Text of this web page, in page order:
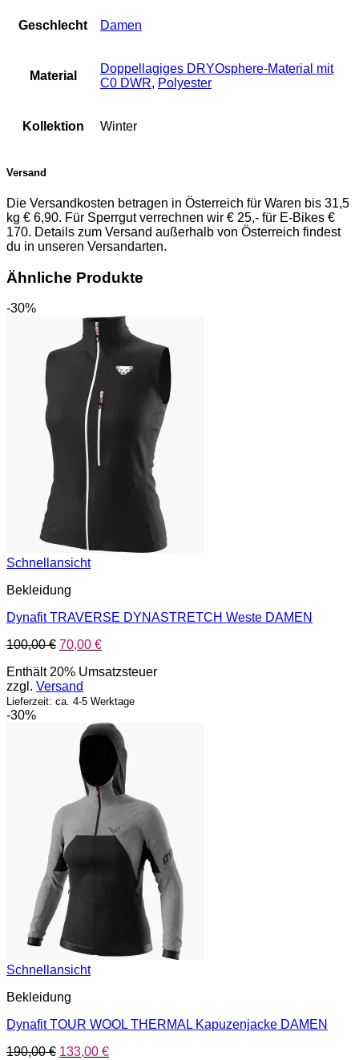
Geschlecht Damen
Material
Doppellagiges DRYOsphere-Material mit
C0 DWR, Polyester
Kollektion Winter
Versand
Die Versandkosten betragen in Österreich für Waren bis 31,5
kg € 6,90. Für Sperrgut verrechnen wir € 25,- für E-Bikes €
170. Details zum Versand außerhalb von Österreich findest
du in unseren Versandarten.
Ähnliche Produkte
-30%
Schnellansicht
Bekleidung
Dynafit TRAVERSE DYNASTRETCH Weste DAMEN
100,00€ Ursprünglicher
war:
100,00 €
70,00 €Aktueller
ist:
Enthält 20% Umsatzsteuer
zzgl. Versand
Lieferzeit: ca. 4-5 Werktage
-30%
Schnellansicht
Bekleidung
Dynafit TOUR WOOL THERMAL Kapuzenjacke DAMEN
190,00€ Ursprünglicher
133,00 €Aktueller